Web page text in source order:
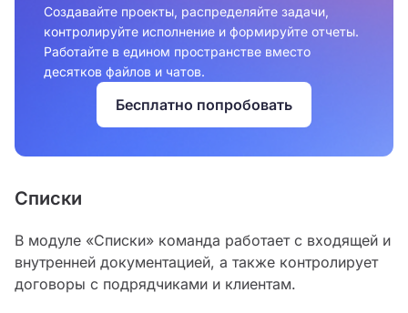
Создавайте проекты, распределяйте задачи,
контролируйте исполнение и формируйте отчеты.
Работайте в едином пространстве вместо
десятков файлов и чатов.
Бесплатно попробовать
Списки
В модуле «Списки» команда работает с входящей и
внутренней документацией, а также контролирует
договоры с подрядчиками и клиентам.